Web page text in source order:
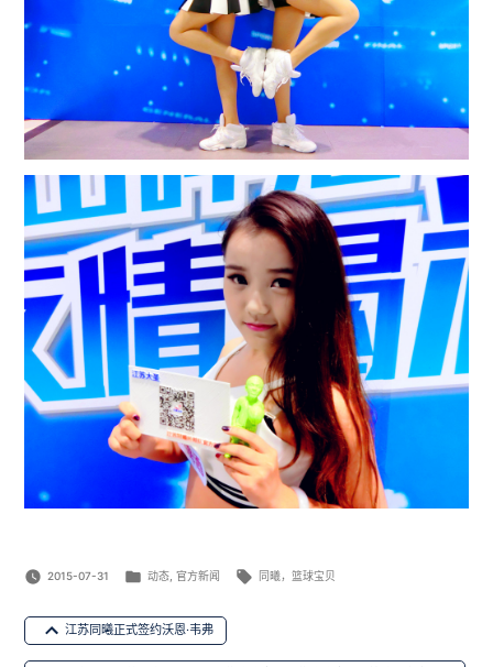
2015-07-31
Posted
动态 ,官方新闻 Tags:
同曦，篮球宝贝
文
江苏同曦正式签约沃恩·韦弗